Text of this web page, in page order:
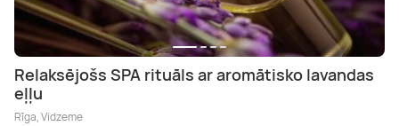
Relaksējošs SPA rituāls ar aromātisko lavandas
eļļu
Rīga, Vidzeme